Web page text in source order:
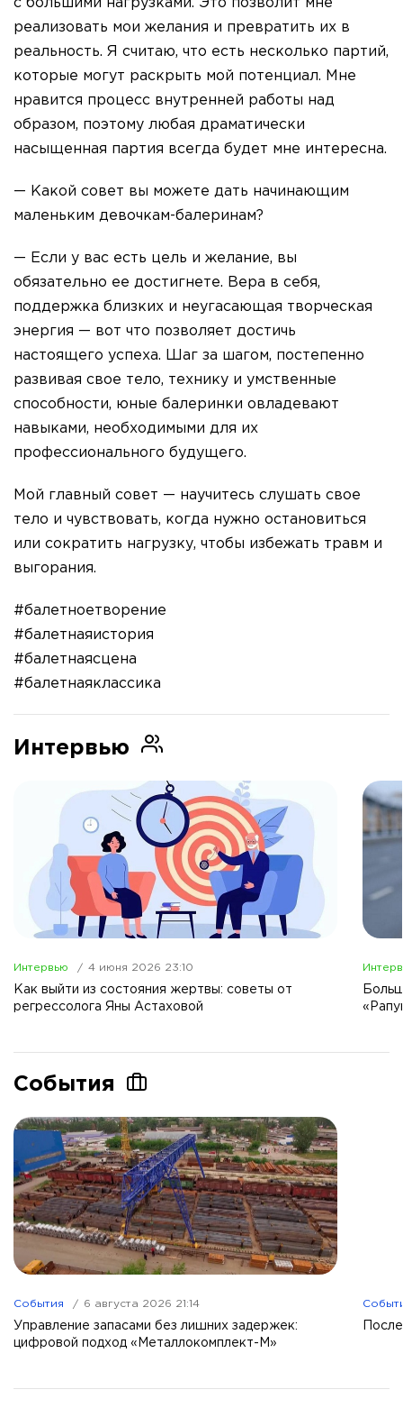
с большими нагрузками. Это позволит мне
реализовать мои желания и превратить их в
реальность. Я считаю, что есть несколько партий,
которые могут раскрыть мой потенциал. Мне
нравится процесс внутренней работы над
образом, поэтому любая драматически
насыщенная партия всегда будет мне интересна.
— Какой совет вы можете дать начинающим
маленьким девочкам-балеринам?
— Если у вас есть цель и желание, вы
обязательно ее достигнете. Вера в себя,
поддержка близких и неугасающая творческая
энергия — вот что позволяет достичь
настоящего успеха. Шаг за шагом, постепенно
развивая свое тело, технику и умственные
способности, юные балеринки овладевают
навыками, необходимыми для их
профессионального будущего.
Мой главный совет — научитесь слушать свое
тело и чувствовать, когда нужно остановиться
или сократить нагрузку, чтобы избежать травм и
выгорания.
#балетноетворение
#балетнаяистория
#балетнаясцена
#балетнаяклассика
Интервью
Интервью 4 июня 2026 23:10
Как выйти из состояния жертвы: советы от
регрессолога Яны Астаховой
События
События 6 августа 2026 21:14
Управление запасами без лишних задержек:
цифровой подход «Металлокомплект-М»